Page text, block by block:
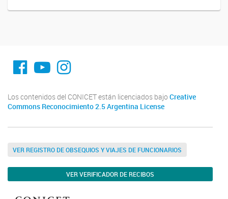
fa-facebook
YouTube
Instagram
Los contenidos del CONICET están licenciados bajo Creative
Commons Reconocimiento 2.5 Argentina License
VER REGISTRO DE OBSEQUIOS Y VIAJES DE FUNCIONARIOS
VER VERIFICADOR DE RECIBOS